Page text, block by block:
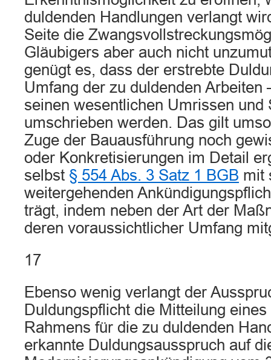
duldenden Handlungen verlangt
Seite die
Gläubigers aber auch nicht
genügt es, dass der erstrebte
Umfang der zu duldenden Arbeiten
seinen wesentlichen Umrissen und
umschrieben werden. Das gilt
Zuge der Bauausführung noch
oder Konkretisierungen im Detail
selbst § 554 Abs. 3 Satz 1 BGB mit
weitergehenden
trägt, indem neben der Art der
deren voraussichtlicher Umfang
17
Ebenso wenig verlangt der
Duldungspflicht die Mitteilung
Rahmens für die zu duldenden
erkannte Duldungsausspruch auf